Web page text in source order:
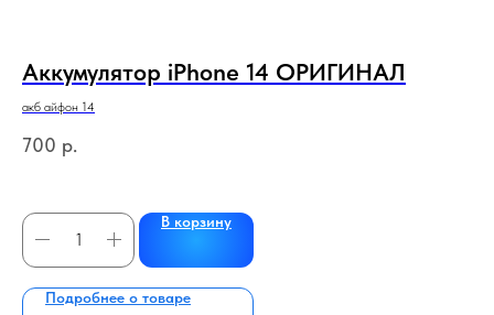
Аккумулятор iPhone 14 ОРИГИНАЛ
акб айфон 14
700 р.
В корзину
Подробнее о товаре